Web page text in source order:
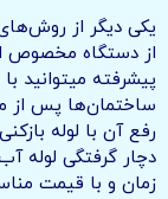
یکی دیگر از روش‌های
از دستگاه مخصوص
پیشرفته میتوانید
ساختمان‌ها پس از
رفع آن با لوله
دچار گرفتگی لوله
زمان و با قیمت